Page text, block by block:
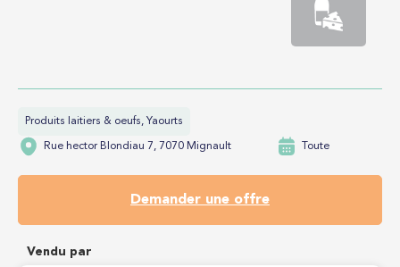
Produits laitiers & oeufs, Yaourts
Rue hector Blondiau 7, 7070 Mignault Toute
Demander une offre
Vendu par